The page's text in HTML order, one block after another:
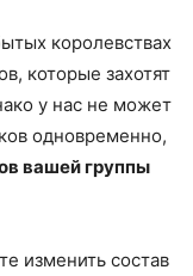
королевствах
которые захотят
у нас не может
одновременно,
вашей группы
изменить состав